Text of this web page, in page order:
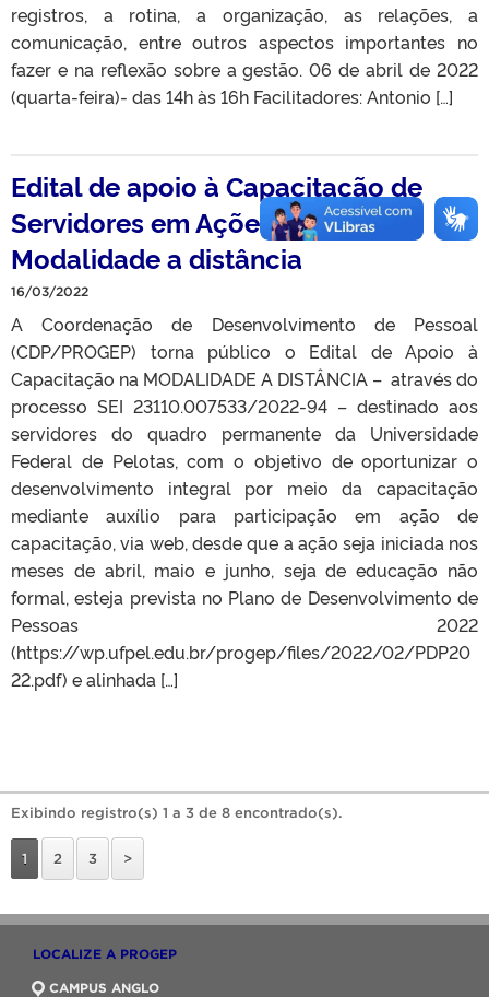
registros, a rotina, a organização, as relações, a
comunicação, entre outros aspectos importantes no
fazer e na reflexão sobre a gestão. 06 de abril de 2022
(quarta-feira)- das 14h às 16h Facilitadores: Antonio […]
Edital de apoio à Capacitação de
Servidores em Ações Externas –
Modalidade a distância
16/03/2022
A Coordenação de Desenvolvimento de Pessoal
(CDP/PROGEP) torna público o Edital de Apoio à
Capacitação na MODALIDADE A DISTÂNCIA – através do
processo SEI 23110.007533/2022-94 – destinado aos
servidores do quadro permanente da Universidade
Federal de Pelotas, com o objetivo de oportunizar o
desenvolvimento integral por meio da capacitação
mediante auxílio para participação em ação de
capacitação, via web, desde que a ação seja iniciada nos
meses de abril, maio e junho, seja de educação não
formal, esteja prevista no Plano de Desenvolvimento de
Pessoas 2022
(https://wp.ufpel.edu.br/progep/files/2022/02/PDP20
22.pdf) e alinhada […]
Exibindo registro(s) 1 a 3 de 8 encontrado(s).
1 2 3 >
LOCALIZE A PROGEP
CAMPUS ANGLO